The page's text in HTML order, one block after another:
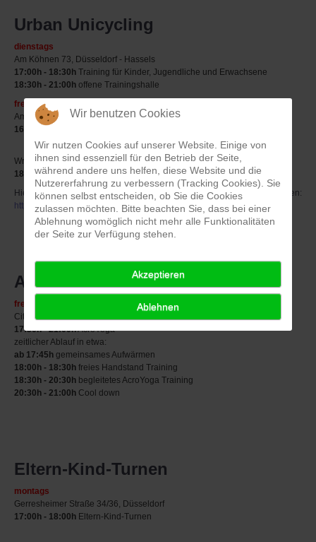
Urban Unicycling
dienstags
Am Köhnen 73, Düsseldorf - Hassels
17:00h - 18:30h Training für Kinder, Jugendliche und Erwachsene
18:30h - 21:00h offene Trainingshalle
freitags
Am Köhnen 73, Düsseldorf - Hassels
16:00h - 18:00h
Wrangelstraße 40, Düsseldorf - Rath
18:30h - 22:00h offene Trainingshalle
Hier könnt ihr nachgucken, ob das jeweilge Training stattfinden:
https://rideone.de/kalender
Acro Yoga
freitags
Citadellstr. 2b, 40213 Düsseldorf
17:30h - 21:00hAcroYoga
zeitlicher Ablauf in etwa:
ab 17:45h gemeinsames Aufwärmen
18:00h - 18:30h freies Handstand Training
18:30h - 20:30h begleitetes AcroYoga Training
20:30h - 21:00h Cool down
Eltern-Kind-Turnen
montags
Gerresheimer Straße 34/36, Düsseldorf
17:00h - 18:00h Eltern-Kind-Turnen
Wir benutzen Cookies
Wir nutzen Cookies auf unserer Website. Einige von
ihnen sind essenziell für den Betrieb der Seite,
während andere uns helfen, diese Website und die
Nutzererfahrung zu verbessern (Tracking Cookies). Sie
können selbst entscheiden, ob Sie die Cookies
zulassen möchten. Bitte beachten Sie, dass bei einer
Ablehnung womöglich nicht mehr alle Funktionalitäten
der Seite zur Verfügung stehen.
Akzeptieren
Ablehnen